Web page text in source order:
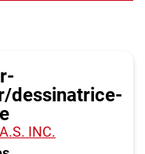
dessinatrice-
INC.